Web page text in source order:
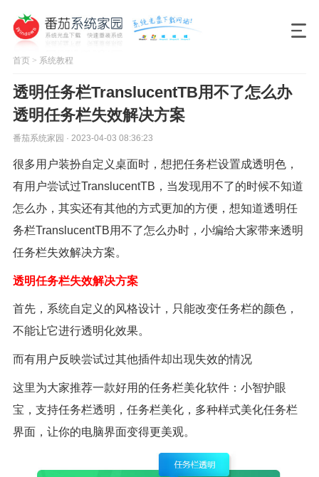
首页> 系统教程
透明任务栏TranslucentTB用不了怎么办
透明任务栏失效解决方案
番茄系统家园 · 2023-04-03 08:36:23
很多用户装扮自定义桌面时，想把任务栏设置成透明色，
有用户尝试过TranslucentTB，当发现用不了的时候不知道
怎么办，其实还有其他的方式更加的方便，想知道透明任
务栏TranslucentTB用不了怎么办时，小编给大家带来透明
任务栏失效解决方案。
透明任务栏失效解决方案
首先，系统自定义的风格设计，只能改变任务栏的颜色，
不能让它进行透明化效果。
而有用户反映尝试过其他插件却出现失效的情况
这里为大家推荐一款好用的任务栏美化软件：小智护眼
宝，支持任务栏透明，任务栏美化，多种样式美化任务栏
界面，让你的电脑界面变得更美观。